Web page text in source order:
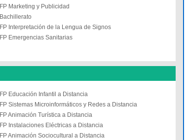
FP Marketing y Publicidad
Bachillerato
FP Interpretación de la Lengua de Signos
FP Emergencias Sanitarias
FP Educación Infantil a Distancia
FP Sistemas Microinformáticos y Redes a Distancia
FP Animación Turística a Distancia
FP Instalaciones Eléctricas a Distancia
FP Animación Sociocultural a Distancia